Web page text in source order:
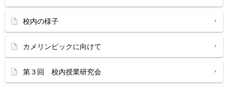
校内の様子
カメリンピックに向けて
第３回 校内授業研究会